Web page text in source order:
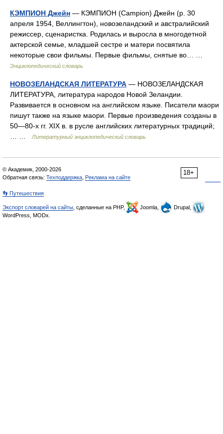
КЭМПИОН Джейн — КЭМПИОН (Campion) Джейн (р. 30
апреля 1954, Веллингтон), новозеландский и австралийский
режиссер, сценаристка. Родилась и выросла в многодетной
актерской семье, младшей сестре и матери посвятила
некоторые свои фильмы. Первые фильмы, снятые во… …
Энциклопедический словарь
НОВОЗЕЛАНДСКАЯ ЛИТЕРАТУРА — НОВОЗЕЛАНДСКАЯ
ЛИТЕРАТУРА, литература народов Новой Зеландии.
Развивается в основном на английском языке. Писатели маори
пишут также на языке маори. Первые произведения созданы в
50—80‑х гг. XIX в. в русле английских литературных традиций;
Литературный энциклопедический словарь
18+
© Академик, 2000-2026
Обратная связь: Техподдержка Реклама на сайте
👣 Путешествия
Экспорт словарей на сайты , сделанные на PHP, Joomla,
Drupal,
WordPress, MODx.